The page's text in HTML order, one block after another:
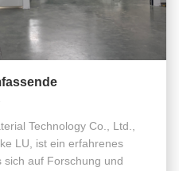
Technology Co., Ltd.,
LU, ist ein erfahrenes
auf Forschung und